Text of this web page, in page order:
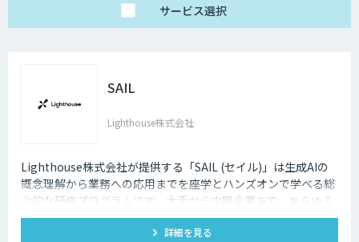
サービス選択
SAIL
Lighthouse株式会社
Lighthouse株式会社が提供する「SAIL (セイル)」は生成AIの
概念理解から業務への応用までを座学とハンズオンで学べる総
合的な研修プログラムです。大手から中堅企業まで、あらゆる
業界・業種の企業様にご利用いただけます。
詳細を見る